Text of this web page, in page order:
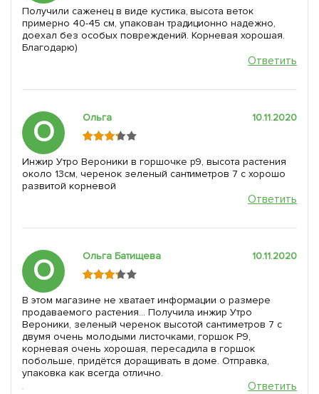
Получили саженец в виде кустика, высота веток
примерно 40-45 см, упакован традиционно надежно,
доехал без особых повреждений. Корневая хорошая.
Благодарю)
Ответить
О Ольга 10.11.2020
Инжир Утро Вероники в горшочке р9, высота растения
около 13см, черенок зеленый сантиметров 7 с хорошо
развитой корневой
Ответить
О Ольга Батищева 10.11.2020
В этом магазине не хватает информации о размере
продаваемого растения... Получила инжир Утро
Вероники, зеленый черенок высотой сантиметров 7 с
двумя очень молодыми листочками, горшок Р9,
корневая очень хорошая, пересадила в горшок
побольше, придётся доращивать в доме. Отправка,
упаковка как всегда отлично.
Ответить